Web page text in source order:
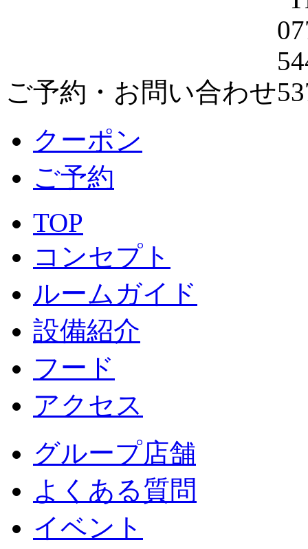
ご予約・お問い合わせ
クーポン
ご予約
TOP
コンセプト
ルームガイド
設備紹介
フード
アクセス
グループ店舗
よくある質問
イベント